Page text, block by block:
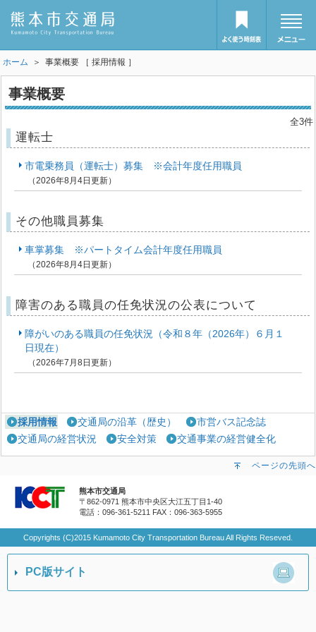
ホーム ＞ 事業概要 ［ 採用情報 ］
事業概要
全3件
運転士
市電乗務員（運転士）募集 ※会計年度任用職員
（2026年8月4日更新）
その他職員募集
車掌募集 ※パートタイム会計年度任用職員
（2026年8月4日更新）
障害のある職員の任免状況の公表について
障がいのある職員の任免状況（令和８年（2026年）６月１
日現在）
（2026年7月8日更新）
採用情報 交通局の沿革（歴史）
市営バス記念誌
交通局の経営状況
安全対策 交通事業の経営健全化
ページの先頭へ
熊本市交通局
〒862-0971 熊本市中央区大江五丁目1-40
電話：096-361-5211 FAX：096-363-5955
Copyrights (C)2015 Kumamoto City Transportation Bureau All Rights Reseved.
PC版サイト